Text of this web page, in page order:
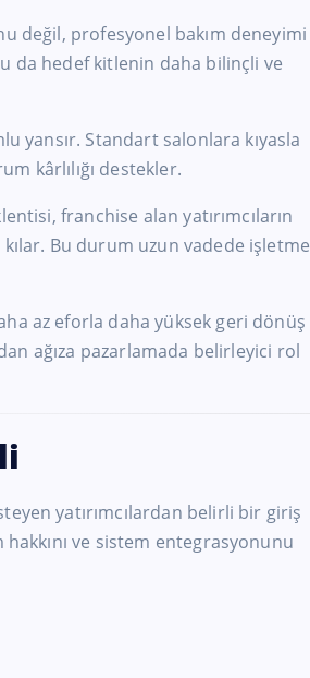
değil, profesyonel bakım deneyimi
da hedef kitlenin daha bilinçli ve
yansır. Standart salonlara kıyasla
kârlılığı destekler.
franchise alan yatırımcıların
Bu durum uzun vadede işletme
az eforla daha yüksek geri dönüş
ağıza pazarlamada belirleyici rol
yatırımcılardan belirli bir giriş
ve sistem entegrasyonunu